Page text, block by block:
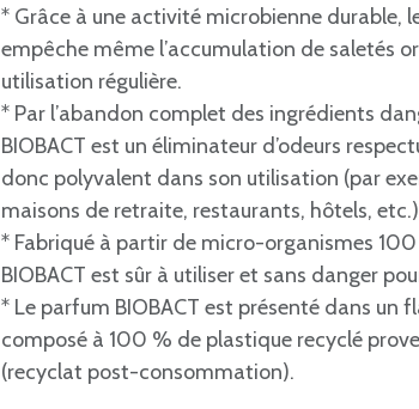
* Grâce à une activité microbienne durable,
empêche même l’accumulation de saletés
utilisation régulière.
* Par l’abandon complet des ingrédients
BIOBACT est un éliminateur d’odeurs
donc polyvalent dans son utilisation (par
maisons de retraite, restaurants, hôtels,
* Fabriqué à partir de micro-organismes
BIOBACT est sûr à utiliser et sans danger
* Le parfum BIOBACT est présenté dans un
composé à 100 % de plastique recyclé
(recyclat post-consommation).